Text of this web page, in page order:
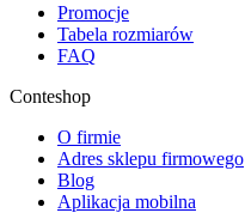
Promocje
Tabela rozmiarów
FAQ
Conteshop
O firmie
Adres sklepu firmowego
Blog
Aplikacja mobilna